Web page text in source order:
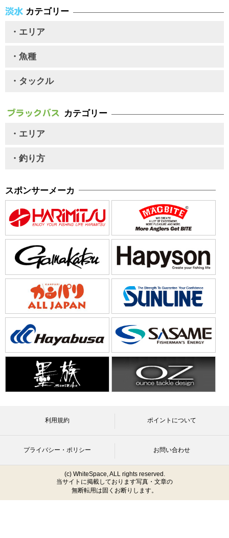
カテゴリー
・エリア
・魚種
・タックル
カテゴリー
・エリア
・釣り方
スポンサーメーカ
利用規約 ポイントについて
プライバシー・ポリシー お問い合わせ
(c) WhiteSpace, ALL rights reserved.
当サイトに掲載しております写真・文章の
無断転用は固くお断りします。